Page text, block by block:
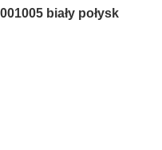
biały połysk